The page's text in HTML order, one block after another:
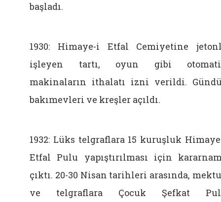
başladı.
1930: Himaye-i Etfal Cemiyetine
işleyen tartı, oyun gibi
makinaların ithalatı izni verildi.
bakımevleri ve kreşler açıldı.
1932: Lüks telgraflara 15 kuruşluk
Etfal Pulu yapıştırılması için
çıktı. 20-30 Nisan tarihleri arasında,
ve telgraflara Çocuk Şefkat